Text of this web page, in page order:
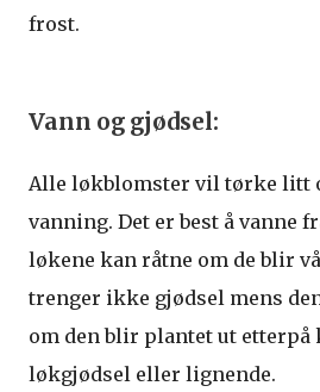
frost.
Vann og gjødsel:
Alle løkblomster vil tørke litt
vanning. Det er best å vanne
løkene kan råtne om de blir
trenger ikke gjødsel mens
om den blir plantet ut etterpå
løkgjødsel eller lignende.